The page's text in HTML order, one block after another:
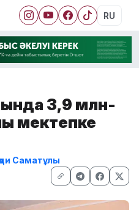
RU
3,9 млн-
мектепке
Саматұлы